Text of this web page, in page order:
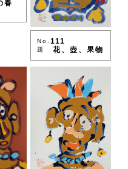
春
No.111
題 花、壺、果物